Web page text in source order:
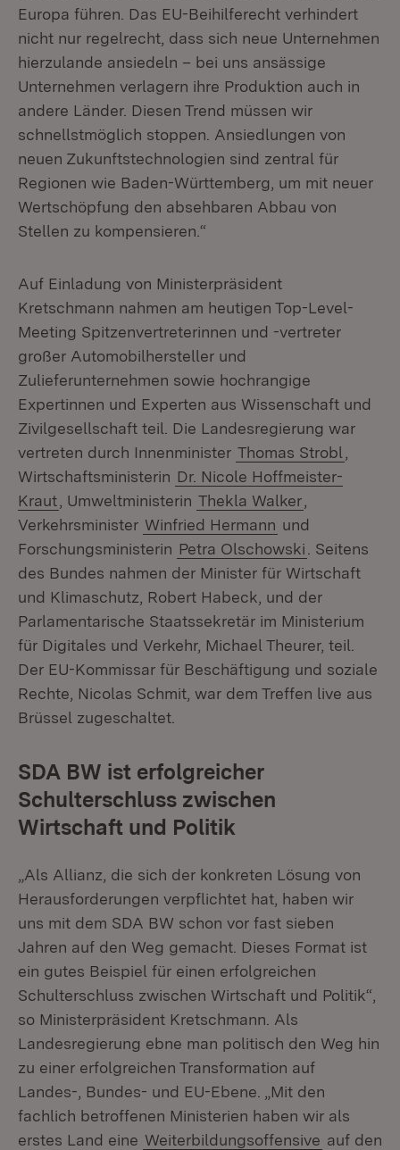
Europa führen. Das EU-Beihilferecht verhindert
nicht nur regelrecht, dass sich neue Unternehmen
hierzulande ansiedeln – bei uns ansässige
Unternehmen verlagern ihre Produktion auch in
andere Länder. Diesen Trend müssen wir
schnellstmöglich stoppen. Ansiedlungen von
neuen Zukunftstechnologien sind zentral für
Regionen wie Baden-Württemberg, um mit neuer
Wertschöpfung den absehbaren Abbau von
Stellen zu kompensieren.“
Auf Einladung von Ministerpräsident
Kretschmann nahmen am heutigen Top-Level-
Meeting Spitzenvertreterinnen und -vertreter
großer Automobilhersteller und
Zulieferunternehmen sowie hochrangige
Expertinnen und Experten aus Wissenschaft und
Zivilgesellschaft teil. Die Landesregierung war
vertreten durch Innenminister Thomas Strobl
Wirtschaftsministerin Dr. Nicole Hoffmeister-
Kraut , Umweltministerin Thekla Walker
Verkehrsminister Winfried Hermann und
Forschungsministerin Petra Olschowski
. Seitens
des Bundes nahmen der Minister für Wirtschaft
und Klimaschutz, Robert Habeck, und der
Parlamentarische Staatssekretär im Ministerium
für Digitales und Verkehr, Michael Theurer, teil.
Der EU-Kommissar für Beschäftigung und soziale
Rechte, Nicolas Schmit, war dem Treffen live aus
Brüssel zugeschaltet.
SDA BW ist erfolgreicher
Schulterschluss zwischen
Wirtschaft und Politik
„Als Allianz, die sich der konkreten Lösung von
Herausforderungen verpflichtet hat, haben wir
uns mit dem SDA BW schon vor fast sieben
Jahren auf den Weg gemacht. Dieses Format ist
ein gutes Beispiel für einen erfolgreichen
Schulterschluss zwischen Wirtschaft und Politik“,
so Ministerpräsident Kretschmann. Als
Landesregierung ebne man politisch den Weg hin
zu einer erfolgreichen Transformation auf
Landes-, Bundes- und EU-Ebene. „Mit den
fachlich betroffenen Ministerien haben wir als
erstes Land eine Weiterbildungsoffensive auf den